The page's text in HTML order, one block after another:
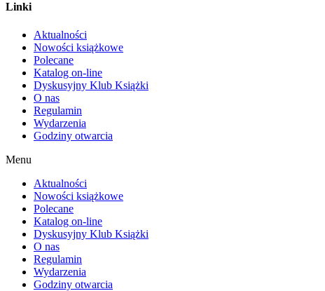
Linki
Aktualności
Nowości książkowe
Polecane
Katalog on-line
Dyskusyjny Klub Książki
O nas
Regulamin
Wydarzenia
Godziny otwarcia
Menu
Aktualności
Nowości książkowe
Polecane
Katalog on-line
Dyskusyjny Klub Książki
O nas
Regulamin
Wydarzenia
Godziny otwarcia